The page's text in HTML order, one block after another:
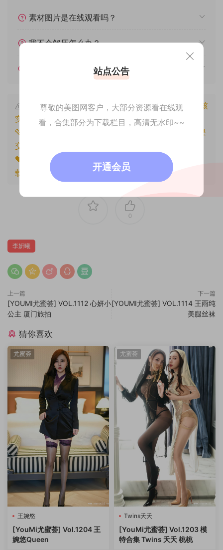
素材图片是在线观看吗？
我不会解压怎么办？
遇见其他问题怎么办？
本文资源仅供个人参考学习，请勿批量搬运，一经核
实将封禁账号权限！
💚本文资源均来源网友分享，若侵犯了您的权益可以提
交工单处理。
🧡原文链接：
https://www.znjfg.com/1207.html
载请注明出处。
0
李妍曦
上一篇
[YOUMI尤蜜荟] VOL.1112 心妍小
公主 厦门旅拍
下一篇
[YOUMI尤蜜荟] VOL.1114 王雨纯
美腿丝袜
猜你喜欢
尤蜜荟
王婉悠
[YouMi尤蜜荟] Vol.1204 王
婉悠Queen
尤蜜荟
Twins夭夭
[YouMi尤蜜荟] Vol.1203 模
特合集 Twins 夭夭 桃桃
站点公告
尊敬的美图网客户，大部分资源看在线观
看，合集部分为下载栏目，高清无水印~~
开通会员